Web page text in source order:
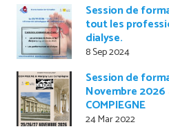
Session de
tout les
dialyse.
8 Sep 2024
Session de
Novembre 2026
COMPIEGNE
24 Mar 2022